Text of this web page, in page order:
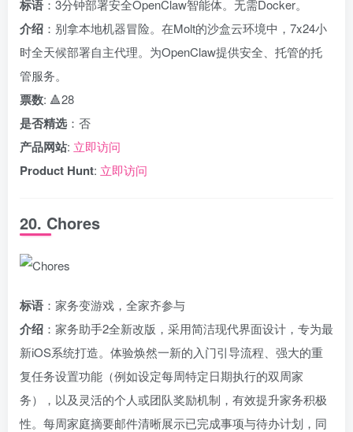
标语 ：3分钟部署安全OpenClaw智能体。无需Docker。
介绍 ：别拿本地机器冒险。在Molt的沙盒云环境中，7x24小
时全天候部署自主代理。为OpenClaw提供安全、托管的托
管服务。
票数: 🔺28
是否精选 ：否
产品网站: 立即访问
Product Hunt: 立即访问
20. Chores
标语 ：家务变游戏，全家齐参与
介绍 ：家务助手2全新改版，采用简洁现代界面设计，专为最
新iOS系统打造。体验焕然一新的入门引导流程、强大的重
复任务设置功能（例如设定每周特定日期执行的双周家
务），以及灵活的个人或团队奖励机制，有效提升家务积极
性。每周家庭摘要邮件清晰展示已完成事项与待办计划，同